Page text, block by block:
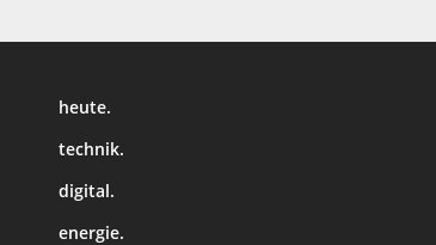
heute.
technik.
digital.
energie.